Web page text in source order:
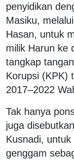
penyidikan
Masiku,
Hasan, untuk
milik Harun ke
tangkap
Korupsi (KPK)
2017–2022
Tak hanya
juga
Kusnadi,
genggam